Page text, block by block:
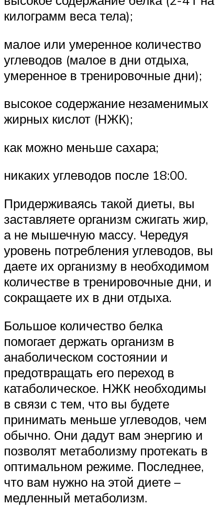
килограмм веса тела);
малое или умеренное количество
углеводов (малое в дни отдыха,
умеренное в тренировочные дни);
высокое содержание незаменимых
жирных кислот (НЖК);
как можно меньше сахара;
никаких углеводов после 18:00.
Придерживаясь такой диеты, вы
заставляете организм сжигать жир,
а не мышечную массу. Чередуя
уровень потребления углеводов, вы
даете их организму в необходимом
количестве в тренировочные дни, и
сокращаете их в дни отдыха.
Большое количество белка
помогает держать организм в
анаболическом состоянии и
предотвращать его переход в
катаболическое. НЖК необходимы
в связи с тем, что вы будете
принимать меньше углеводов, чем
обычно. Они дадут вам энергию и
позволят метаболизму протекать в
оптимальном режиме. Последнее,
что вам нужно на этой диете –
медленный метаболизм.